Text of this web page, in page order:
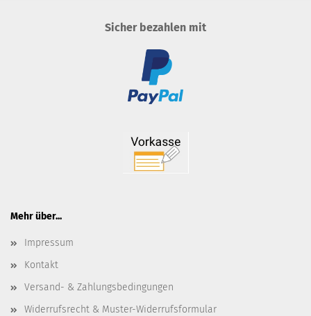
Sicher bezahlen mit
Mehr über...
Impressum
Kontakt
Versand- & Zahlungsbedingungen
Widerrufsrecht & Muster-Widerrufsformular